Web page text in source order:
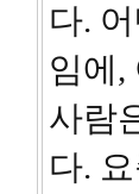
다.
임에,
사람
다.